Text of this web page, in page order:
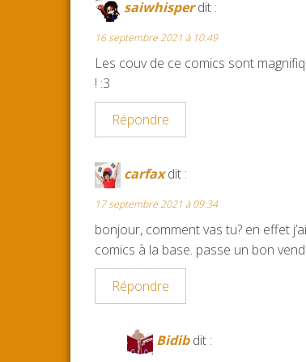
saiwhisper dit :
16 septembre 2021 à 10:49
Les couv de ce comics sont
! :3
Répondre
carfax dit :
17 septembre 2021 à 09:34
bonjour, comment vas tu? en effet
comics à la base. passe un bon
Répondre
Bidib dit :